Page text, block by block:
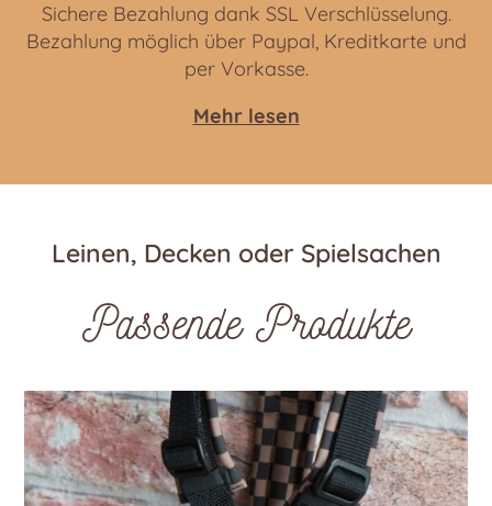
Sichere Bezahlung dank SSL Verschlüsselung.
Bezahlung möglich über Paypal, Kreditkarte und
per Vorkasse.
Mehr lesen
Leinen, Decken oder Spielsachen
Passende Produkte